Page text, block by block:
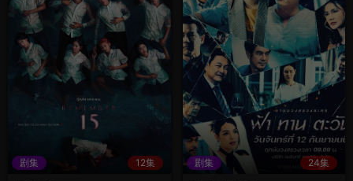
剧集 12集 剧集 24集